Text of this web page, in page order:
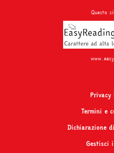
Questo
Privacy
Termini e
Dichiarazione
Gestisci